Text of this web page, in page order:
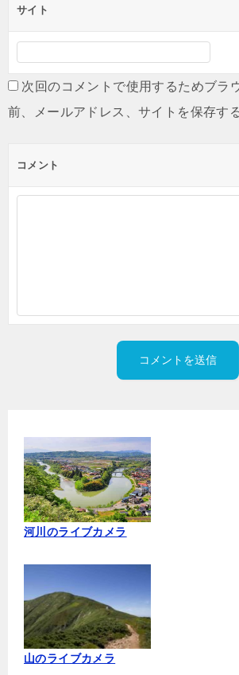
サイト
次回のコメントで使用するためブラ
前、メールアドレス、サイトを保存する
コメント
河川のライブカメラ
山のライブカメラ